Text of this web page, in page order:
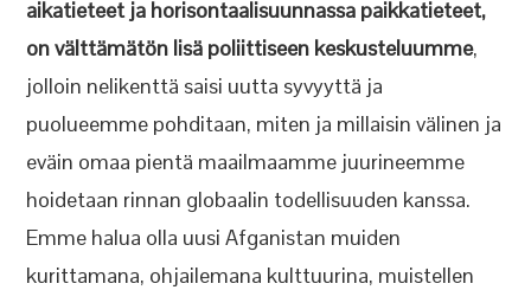
aikatieteet ja horisontaalisuunnassa paikkatieteet,
on välttämätön lisä poliittiseen keskusteluumme,
jolloin nelikenttä saisi uutta syvyyttä ja
puolueemme pohditaan, miten ja millaisin välinen ja
eväin omaa pientä maailmaamme juurineemme
hoidetaan rinnan globaalin todellisuuden kanssa.
Emme halua olla uusi Afganistan muiden
kurittamana, ohjailemana kulttuurina, muistellen